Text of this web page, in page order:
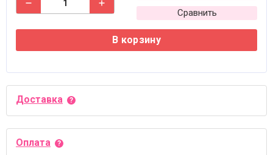
Сравнить
В корзину
Доставка
Оплата